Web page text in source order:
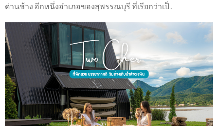
ด่านช้าง อีกหนึ่งอำเภอของสุพรรณบุรี ที่เรียกว่าเป็...